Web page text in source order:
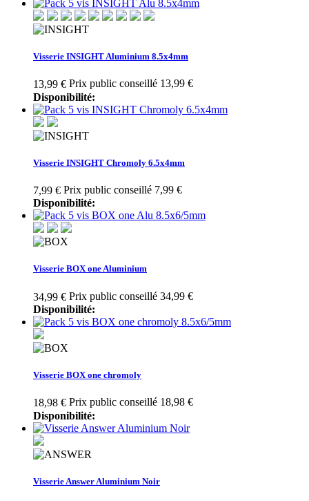
Visserie INSIGHT Aluminium 8.5x4mm
13,99 € Prix public conseillé 13,99 €
Disponibilité:
Visserie INSIGHT Chromoly 6.5x4mm
7,99 € Prix public conseillé 7,99 €
Disponibilité:
Visserie BOX one Aluminium
34,99 € Prix public conseillé 34,99 €
Disponibilité:
Visserie BOX one chromoly
18,98 € Prix public conseillé 18,98 €
Disponibilité:
Visserie Answer Aluminium Noir